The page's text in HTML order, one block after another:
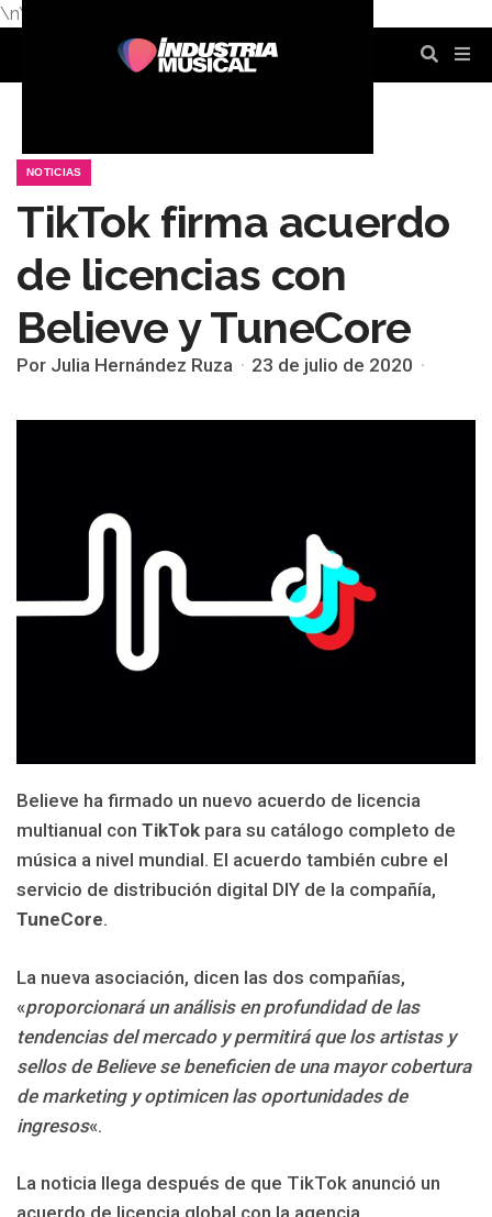
\n\n
NOTICIAS
TikTok firma acuerdo
de licencias con
Believe y TuneCore
Por Julia Hernández Ruza 23 de julio de 2020
Believe ha firmado un nuevo acuerdo de licencia
multianual con TikTok para su catálogo completo de
música a nivel mundial. El acuerdo también cubre el
servicio de distribución digital DIY de la compañía,
TuneCore.
La nueva asociación, dicen las dos compañías,
«proporcionará un análisis en profundidad de las
tendencias del mercado y permitirá que los artistas y
sellos de Believe se beneficien de una mayor cobertura
de marketing y optimicen las oportunidades de
ingresos«.
La noticia llega después de que TikTok anunció un